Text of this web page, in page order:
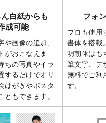
キャンバスプリントのデザ
トを追加いたしました。
暑中見舞いのデザインテ
しました。
キャンバスプリントのデザ
トを追加いたしました。
2026年版1月始まりのカレ
テンプレートを公開いたし
「背景削除機能
」を実装し
ん白紙からも
成可能
や画像の追加、
がおこなえま
ちの写真やイラ
するだけでオリ
はがきやポスタ
ともできます。
フォ
プロも使用
書体を搭載
明朝体はも
筆文字、デ
無料でご利
す。